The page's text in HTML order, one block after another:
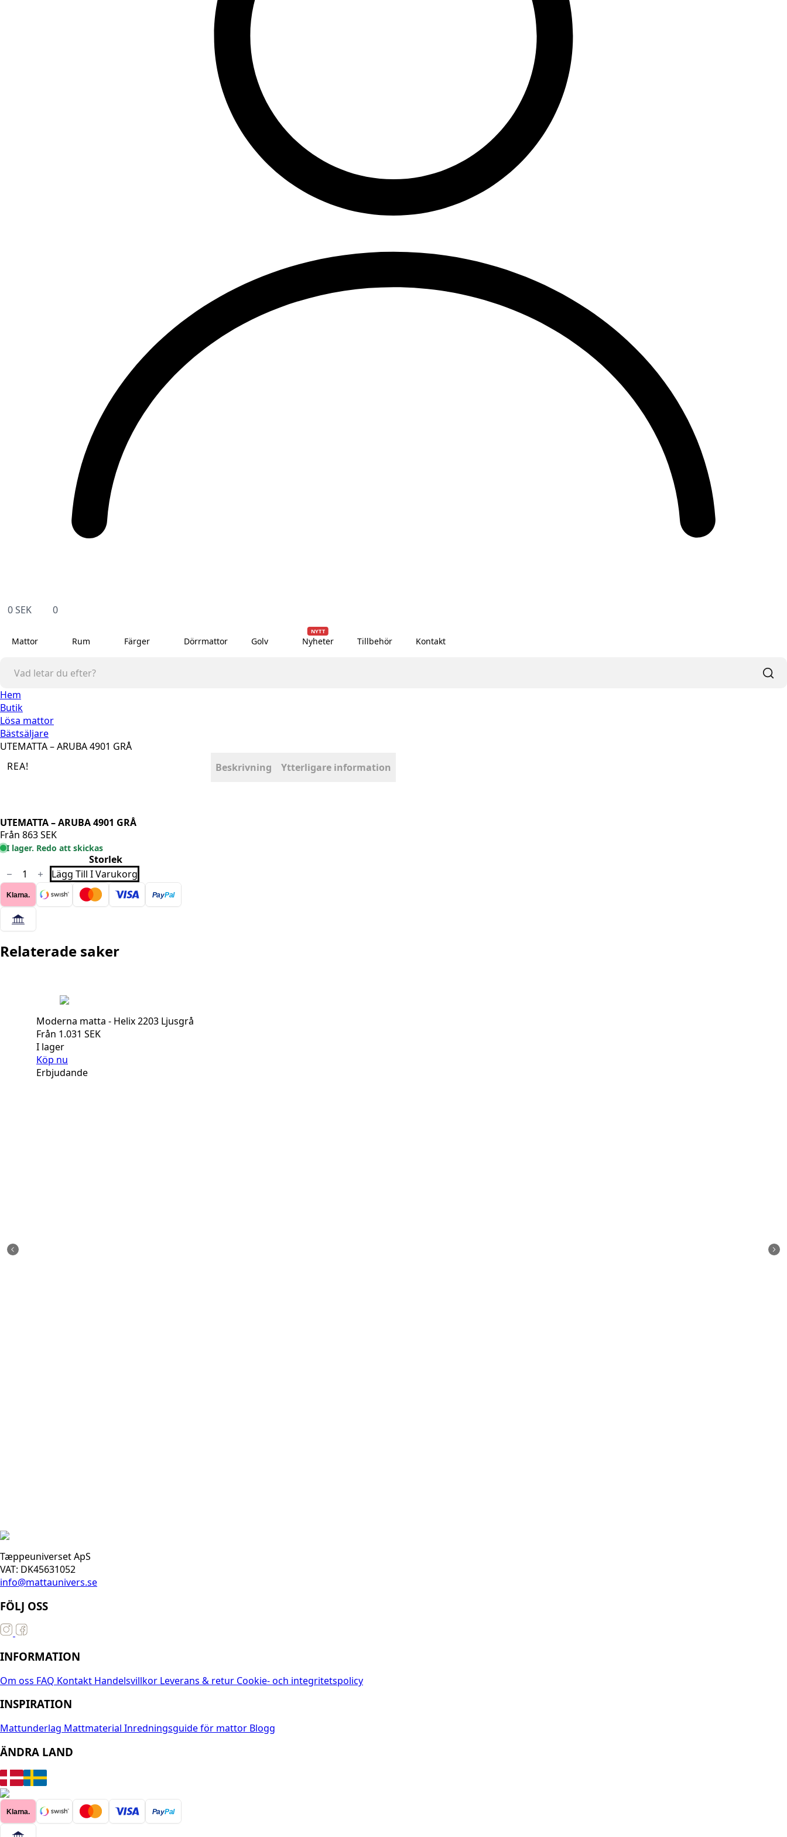
0SEK 0
Mattor Rum Färger Dörrmattor Golv Nyheter
NYTT
Tillbehör Kontakt
Hem
Butik
Lösa mattor
Bästsäljare
UTEMATTA – ARUBA 4901 GRÅ
REA!
UTEMATTA – ARUBA 4901 GRÅ
Från 863SEK
I lager. Redo att skickas
Storlek
UTEMATTA
ARUBA
4901
GRÅ
mängd
Lägg Till I Varukorg
Klarna. PayPal
Beskrivning Ytterligare information
Relaterade saker
Moderna matta - Helix 2203 Ljusgrå
Från 1.031 SEK
I lager
Köp nu
Erbjudande
Tæppeuniverset ApS
VAT: DK45631052
info@mattaunivers.se
FÖLJ OSS
INFORMATION
Om oss FAQ Kontakt Handelsvillkor Leverans & retur Cookie- och integritetspolicy
INSPIRATION
Mattunderlag Mattmaterial Inredningsguide för mattor Blogg
ÄNDRA LAND
Klarna. PayPal